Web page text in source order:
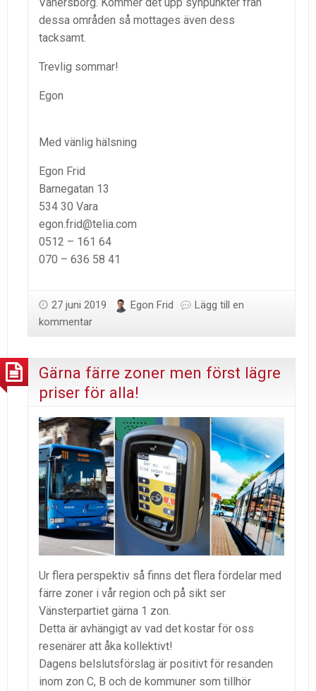
dessa områden så mottages även dess
tacksamt.
Trevlig sommar!
Egon
Med vänlig hälsning
Egon Frid
Barnegatan 13
534 30 Vara
egon.frid@telia.com
0512 – 161 64
070 – 636 58 41
27 juni 2019 Egon Frid
Lägg till en
kommentar
Gärna färre zoner men först lägre
priser för alla!
Ur flera perspektiv så finns det flera fördelar med
färre zoner i vår region och på sikt ser
Vänsterpartiet gärna 1 zon.
Detta är avhängigt av vad det kostar för oss
resenärer att åka kollektivt!
Dagens belslutsförslag är positivt för resanden
inom zon C, B och de kommuner som tillhör